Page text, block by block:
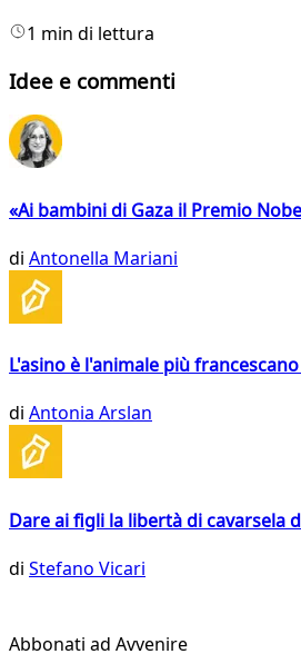
1 min di lettura
Idee e commenti
«Ai bambini di Gaza il Premio
di Antonella Mariani
L'asino è l'animale più
di Antonia Arslan
Dare ai figli la libertà di cavarsela
di Stefano Vicari
Abbonati ad Avvenire